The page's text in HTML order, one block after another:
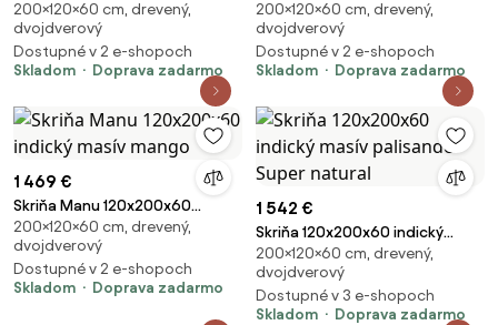
masív palisander Super natural
200×120×60 cm, drevený,
dvojdverový
Dostupné v 2 e-shopoch
Skladom
Doprava zadarmo
indického masívu palisander
Natural
200×120×60 cm, drevený,
dvojdverový
Dostupné v 2 e-shopoch
Skladom
Doprava zadarmo
1 469 €
Skriňa Manu 120x200x60
indický masív mango
200×120×60 cm, drevený,
dvojdverový
Dostupné v 2 e-shopoch
Skladom
Doprava zadarmo
1 542 €
Skriňa 120x200x60 indický
masív palisander Super natural
200×120×60 cm, drevený,
dvojdverový
Dostupné v 3 e-shopoch
Skladom
Doprava zadarmo